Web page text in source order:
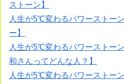
ストーン】
人生が5℃変わるパワーストー
ー】
人生が5℃変わるパワーストー
和さんってどんな人？】
人生が5℃変わるパワーストー